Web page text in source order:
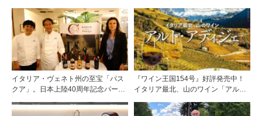
イタリア・ヴェネト州の至宝「パス
クア」。日本上陸40周年記念パーテ
『ワイン王国154号』好評発売中！
イタリア最北、山のワイン「アル
エが偏愛するシャンパーニュ」第二